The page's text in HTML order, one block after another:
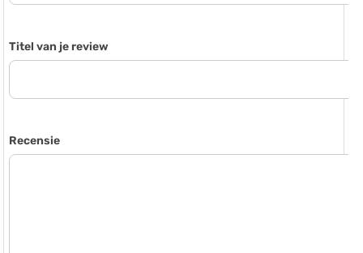
Titel van je review
Recensie